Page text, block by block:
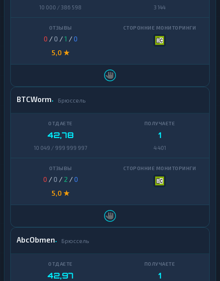
10 000 / 386 598 3 144
0 / 0 /1 /0
5,0 ★
BTCWorm Брюссель
42,78
10 049 / 999 999 997
1
4 401
0 / 0 / 2 /0
5,0 ★
AbcObmen Брюссель
42,97 1